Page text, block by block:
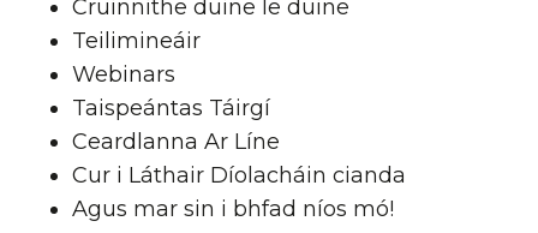
Cruinnithe duine le duine
Teilimineáir
Webinars
Taispeántas Táirgí
Ceardlanna Ar Líne
Cur i Láthair Díolacháin cianda
Agus mar sin i bhfad níos mó!